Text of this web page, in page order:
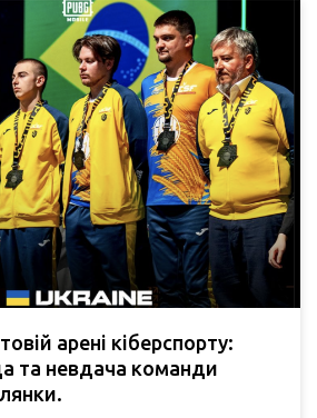
арені кіберспорту:
та невдача команди